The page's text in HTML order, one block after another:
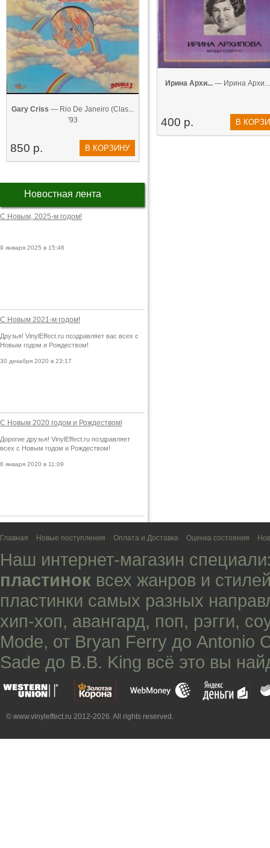
Gary Criss — Rio De Janeiro (Clas...
'93
850 р. В КОРЗИНУ
Новостная лента
С Новым, 2025-м годом!
9 января 2025 в 15:46
С Новым 2021-м годом!
Друзья! VinylEffect.ru поздравляет вас всех с
Новым годом и Рождеством!
30 декабря 2020 в 23:17
С Новым 2020 годом и Рождеством!
Дорогие друзья! VinylEffect.ru поздравляет
всех с Новым годом и Рождеством!
6 января 2020 в 11:09
Ирина Архи... — Ирина
400 р. В
Главная Новые поступления Оплата и Доставка Оценка состояния
Наш интернет-магазин
пластинок всех жанров и
пластинки самых разных
хип-хоп, авангард, поп, рэгги,
Mode, от Bryan Ferry до Antonio
Sade до B.B. King всё это вы
© www.vinyleffect.ru 2012-2026. All rights reserved.